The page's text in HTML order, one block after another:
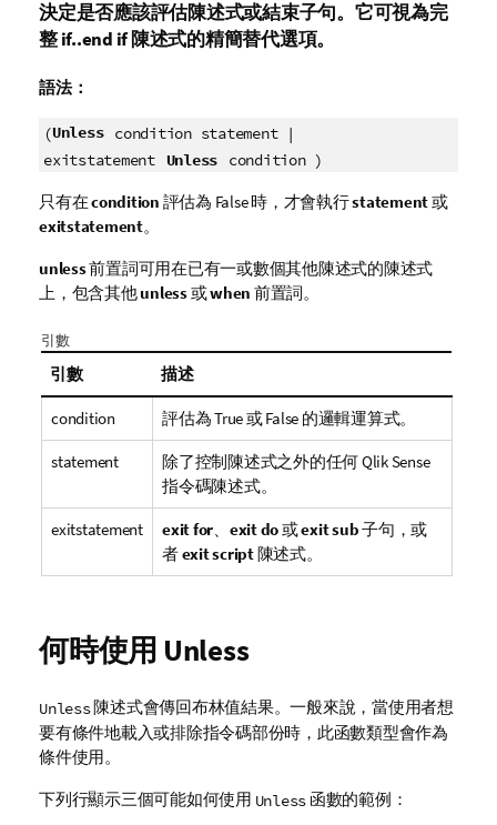
決定是否應該評估陳述式或結束子句。它可視為完
整if..end if陳述式的精簡替代選項。
語法：
(Unless condition statement |
exitstatement Unless condition )
只有在condition 評估為 False時，才會執行statement或
exitstatement。
unless前置詞可用在已有一或數個其他陳述式的陳述式
上，包含其他unless或when 前置詞。
引數
引數 描述
condition 評估為True或False 的邏輯運算式。
statement 除了控制陳述式之外的任何Qlik Sense
指令碼陳述式。
exitstatement exit for、 exit do或exit sub子句，或
者exit script陳述式。
何時使用 Unless
Unless陳述式會傳回布林值結果。一般來說，當使用者想
要有條件地載入或排除指令碼部份時，此函數類型會作為
條件使用。
下列行顯示三個可能如何使用 Unless 函數的範例：